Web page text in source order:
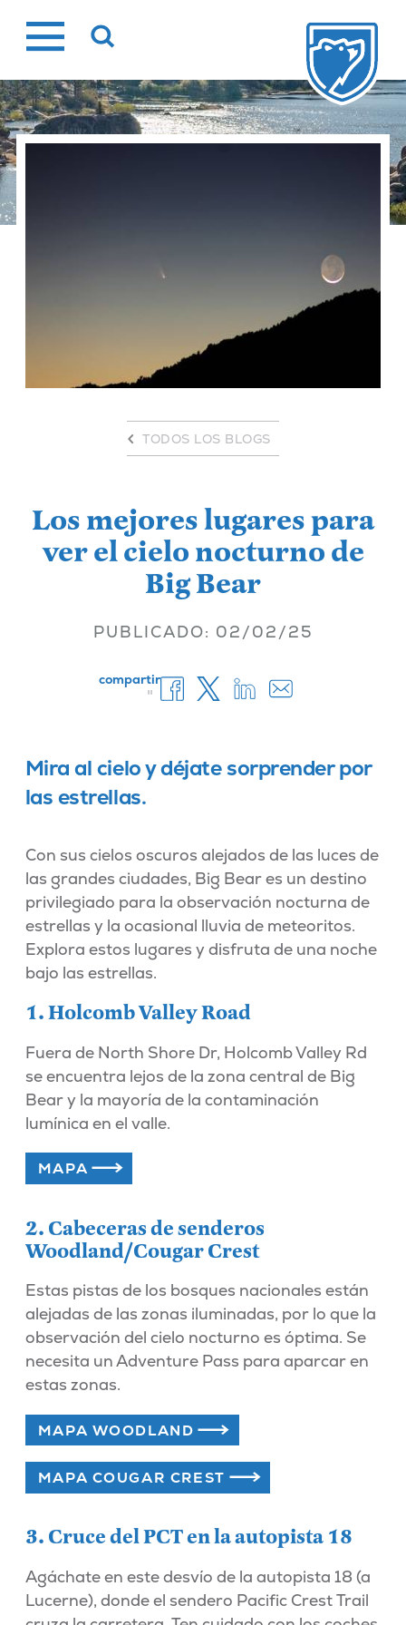
Ir
al
TODOS LOS BLOGS
Los mejores lugares para
ver el cielo nocturno de
Big Bear
PUBLICADO: 02/02/25
compartir
"
Mira al cielo y déjate sorprender por
las estrellas.
Con sus cielos oscuros alejados de las luces de
las grandes ciudades, Big Bear es un destino
privilegiado para la observación nocturna de
estrellas y la ocasional lluvia de meteoritos.
Explora estos lugares y disfruta de una noche
bajo las estrellas.
1. Holcomb Valley Road
Fuera de North Shore Dr, Holcomb Valley Rd
se encuentra lejos de la zona central de Big
Bear y la mayoría de la contaminación
lumínica en el valle.
MAPA
2. Cabeceras de senderos
Woodland/Cougar Crest
Estas pistas de los bosques nacionales están
alejadas de las zonas iluminadas, por lo que la
observación del cielo nocturno es óptima. Se
necesita un Adventure Pass para aparcar en
estas zonas.
MAPA WOODLAND
MAPA COUGAR CREST
3. Cruce del PCT en la autopista 18
Agáchate en este desvío de la autopista 18 (a
Lucerne), donde el sendero Pacific Crest Trail